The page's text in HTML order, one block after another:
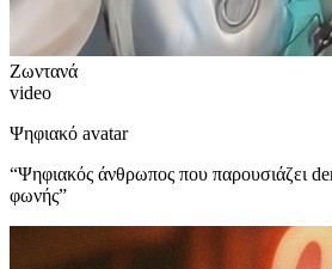
Ζωντανά
video
Ψηφιακό avatar
“Ψηφιακός άνθρωπος που παρουσιάζει
φωνής”